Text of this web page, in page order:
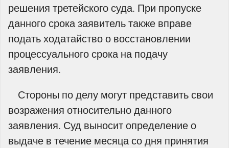
решения третейского суда. При пропуске
данного срока заявитель также вправе
подать ходатайство о восстановлении
процессуального срока на подачу
заявления.
Стороны по делу могут представить свои
возражения относительно данного
заявления. Суд выносит определение о
выдаче в течение месяца со дня принятия